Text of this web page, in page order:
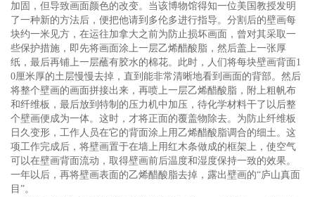
加固，但导致画面颜色的改变。当该博物馆得知一位美国教授发明
了一种新的方法后，便把他请到多伦多进行指导。分割后的壁画每
块约一米见方，在运往加拿大之前为防止损坏画面，曾对其采取一
些保护措施，即先将画面涂上一层乙烯醋酸脂，然后盖上一张厚
纸，最后再铺上一层蘸有胶水的棉花。此时，人们将每块壁画背面1
0厘米厚的土层慢慢去掉，直到能非常清晰地看到画面的背部。然后
将整个壁画的画面拼接出来，再喷上一层乙烯醋酸脂，附上粗帆布
和纤维板，最后放到特制的压力机中加压，待化学材料干了以后整
个壁画便成为一体。这时，才将正面的覆盖物除去。为防止纤维板
日久变形，工作人员在它的背面涂上用乙烯醋酸脂调合的细土。这
项工作完成后，将壁画置于在墙上用红木条做成的框架上，使空气
可以在壁画背面流动，取得壁画前后温度和湿度保持一致的效果。
一年以后，再将壁画表面的乙烯醋酸脂去掉，露出壁画的“庐山真面
目”。